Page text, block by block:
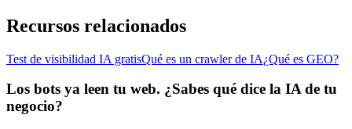
Recursos relacionados
Test de visibilidad IA gratisQué es un crawler de IA¿Qué es GEO?
Los bots ya leen tu web. ¿Sabes qué dice la IA de tu
negocio?